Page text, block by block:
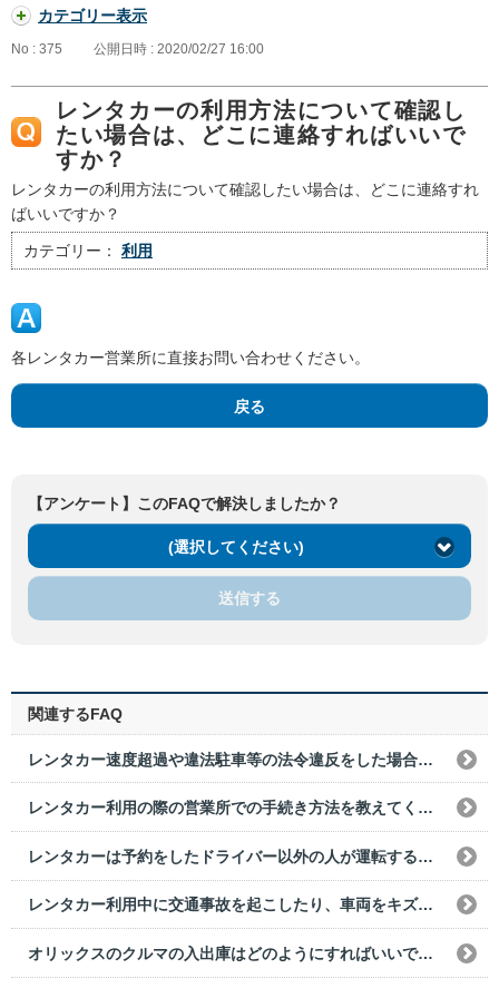
カテゴリー表示
No : 375 公開日時 : 2020/02/27 16:00
レンタカーの利用方法について確認し
たい場合は、どこに連絡すればいいで
すか？
レンタカーの利用方法について確認したい場合は、どこに連絡すれ
ばいいですか？
カテゴリー： 利用
各レンタカー営業所に直接お問い合わせください。
戻る
【アンケート】このFAQで解決しましたか？
(選択してください)
送信する
関連するFAQ
レンタカー速度超過や違法駐車等の法令違反をした場合は、どうすればいいですか？
レンタカー利用の際の営業所での手続き方法を教えてください。
レンタカーは予約をしたドライバー以外の人が運転することはできますか？
レンタカー利用中に交通事故を起こしたり、車両をキズつけた場合は、どうすればいいですか？
オリックスのクルマの入出庫はどのようにすればいいですか？